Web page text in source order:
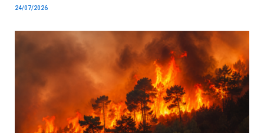
24/07/2026